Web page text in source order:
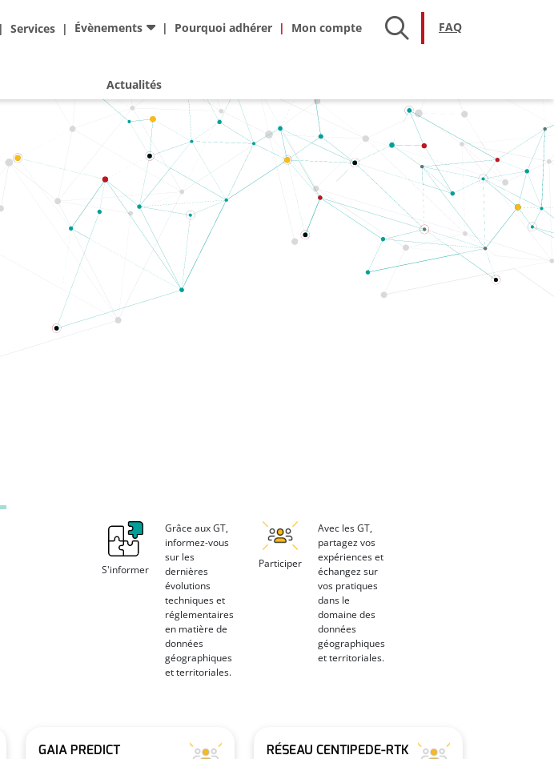
Services Évènements
Actualités
Adhésion
Pourquoi adhérer FAQFAQ
S'informer
Grâce aux GT,
informez-vous
sur les
dernières
évolutions
techniques et
réglementaires
en matière de
données
géographiques
et territoriales.
Participer
Avec les GT,
partagez vos
expériences et
échangez sur
vos pratiques
dans le
domaine des
données
géographiques
et territoriales.
GAIA PREDICT RÉSEAU CENTIPEDE-RTK